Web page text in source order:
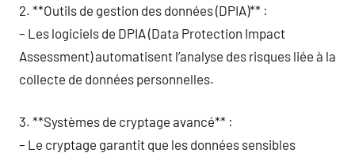
2. **Outils de gestion des données (DPIA)** :
– Les logiciels de DPIA (Data Protection Impact
Assessment) automatisent l’analyse des risques liée à la
collecte de données personnelles.
3. **Systèmes de cryptage avancé** :
– Le cryptage garantit que les données sensibles